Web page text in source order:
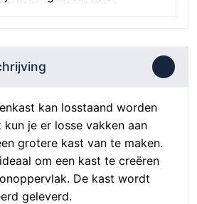
kan losstaand worden
je er losse vakken aan
grotere kast van te maken.
om een kast te creëren
De kast wordt
geleverd.